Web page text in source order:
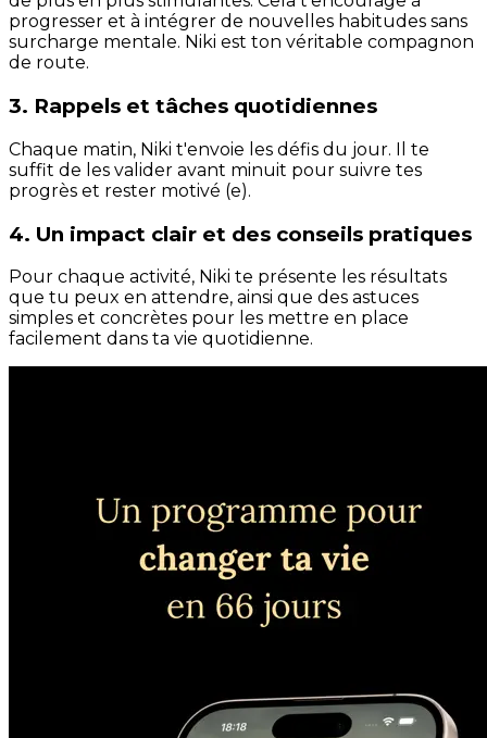
progresser et à intégrer de nouvelles habitudes sans
surcharge mentale. Niki est ton véritable compagnon
de route.
3. Rappels et tâches quotidiennes
Chaque matin, Niki t'envoie les défis du jour. Il te
suffit de les valider avant minuit pour suivre tes
progrès et rester motivé (e).
4. Un impact clair et des conseils pratiques
Pour chaque activité, Niki te présente les résultats
que tu peux en attendre, ainsi que des astuces
simples et concrètes pour les mettre en place
facilement dans ta vie quotidienne.